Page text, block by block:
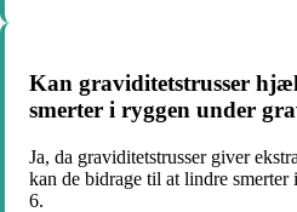
Kan graviditetstrusser
smerter i ryggen under
Ja, da graviditetstrusser giver
kan de bidrage til at lindre
6.